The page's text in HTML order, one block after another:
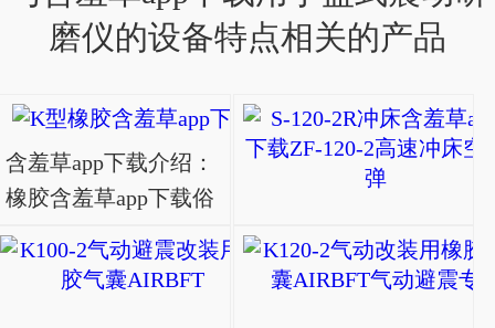
磨仪的设备特点相关的产品
K型橡胶含羞草app下
含羞草app下载介绍：
橡胶含羞草app下载俗
称气胎、波纹气胎、
气囊灯。它是一种精
K100-2气动避震改装
K100-